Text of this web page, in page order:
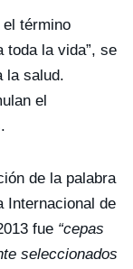
el término
toda la vida”, se
la salud.
el
de la palabra
Internacional de
fue “cepas
seleccionados